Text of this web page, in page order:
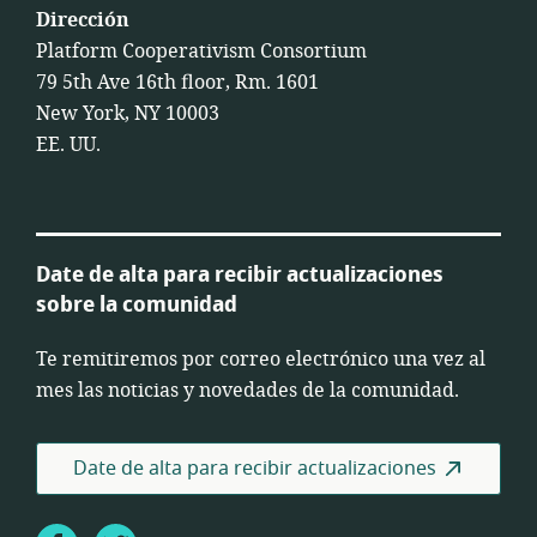
Dirección
Platform Cooperativism Consortium
79 5th Ave 16th floor, Rm. 1601
New York, NY 10003
EE. UU.
Date de alta para recibir actualizaciones
sobre la comunidad
Te remitiremos por correo electrónico una vez al
mes las noticias y novedades de la comunidad.
Date de alta para recibir actualizaciones